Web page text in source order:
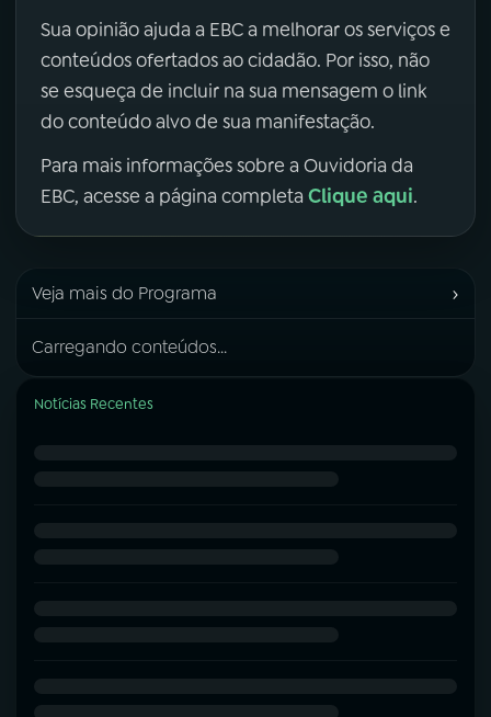
Sua opinião ajuda a EBC a melhorar os serviços e
conteúdos ofertados ao cidadão. Por isso, não
se esqueça de incluir na sua mensagem o link
do conteúdo alvo de sua manifestação.
Para mais informações sobre a Ouvidoria da
EBC, acesse a página completa Clique aqui.
Veja mais do Programa ›
Carregando conteúdos...
Notícias Recentes